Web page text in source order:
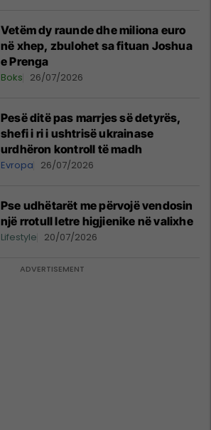
Vetëm dy raunde dhe miliona euro
në xhep, zbulohet sa fituan Joshua
e Prenga
Boks 26/07/2026
Pesë ditë pas marrjes së detyrës,
shefi i ri i ushtrisë ukrainase
urdhëron kontroll të madh
Evropa 26/07/2026
Pse udhëtarët me përvojë vendosin
një rrotull letre higjienike në valixhe
Lifestyle 20/07/2026